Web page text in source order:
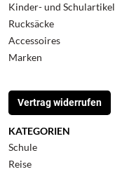
Kinder- und Schulartikel
Rucksäcke
Accessoires
Marken
Vertrag widerrufen
KATEGORIEN
Schule
Reise